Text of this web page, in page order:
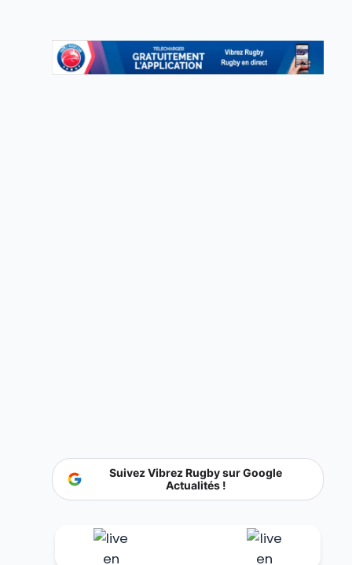
Suivez Vibrez Rugby sur Google
Actualités !